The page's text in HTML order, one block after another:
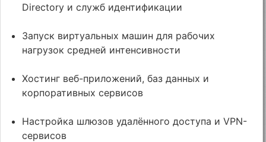
Directory и служб идентификации
Запуск виртуальных машин для рабочих
нагрузок средней интенсивности
Хостинг веб-приложений, баз данных и
корпоративных сервисов
Настройка шлюзов удалённого доступа и VPN-
сервисов